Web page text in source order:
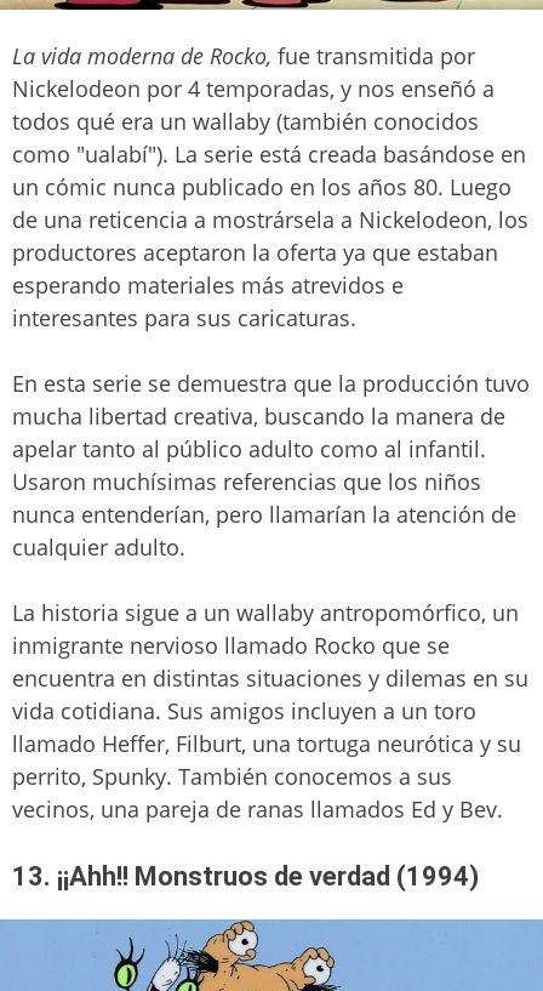
La vida moderna de Rocko, fue transmitida por
Nickelodeon por 4 temporadas, y nos enseñó a
todos qué era un wallaby (también conocidos
como "ualabí"). La serie está creada basándose en
un cómic nunca publicado en los años 80. Luego
de una reticencia a mostrársela a Nickelodeon, los
productores aceptaron la oferta ya que estaban
esperando materiales más atrevidos e
interesantes para sus caricaturas.
En esta serie se demuestra que la producción tuvo
mucha libertad creativa, buscando la manera de
apelar tanto al público adulto como al infantil.
Usaron muchísimas referencias que los niños
nunca entenderían, pero llamarían la atención de
cualquier adulto.
La historia sigue a un wallaby antropomórfico, un
inmigrante nervioso llamado Rocko que se
encuentra en distintas situaciones y dilemas en su
vida cotidiana. Sus amigos incluyen a un toro
llamado Heffer, Filburt, una tortuga neurótica y su
perrito, Spunky. También conocemos a sus
vecinos, una pareja de ranas llamados Ed y Bev.
13. ¡¡Ahh!! Monstruos de verdad (1994)